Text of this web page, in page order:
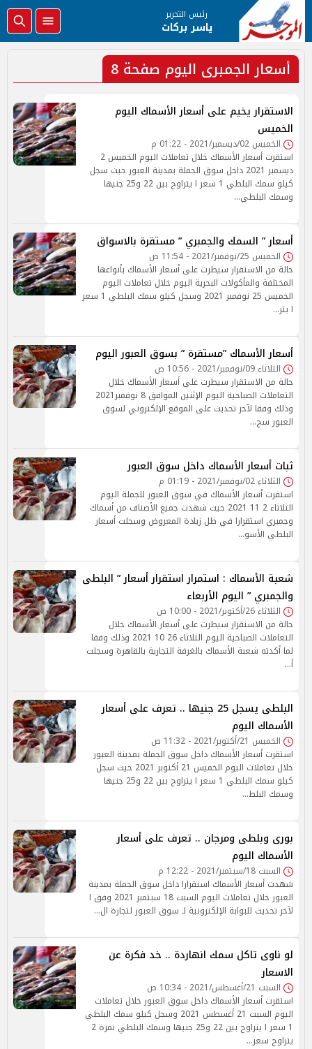
رئيس التحرير
ياسر بركات
أسعار الجمبرى اليوم صفحة 8
الاستقرار يخيم على أسعار الأسماك اليوم
الخميس
الخميس 02/ديسمبر/2021 - 01:22 م
استقرت أسعار الأسماك خلال تعاملات اليوم الخميس 2
ديسمبر 2021 داخل سوق الجملة بمدينة العبور حيث سجل
كيلو سمك البلطي 1 سعر ا يتراوح بين 22 و25 جنيها
وسمك البلطي…
أسعار ” السمك والجمبري ” مستقرة بالاسواق
الخميس 25/نوفمبر/2021 - 11:54 ص
حالة من الاستقرار سيطرت على أسعار الأسماك بأنواعها
المختلفة والمأكولات البحرية اليوم خلال تعاملات اليوم
الخميس 25 نوفمبر 2021 وسجل كيلو سمك البلطي 1 سعر
ا يتر…
أسعار الأسماك ”مستقرة ” بسوق العبور اليوم
الثلاثاء 09/نوفمبر/2021 - 10:56 ص
حالة من الاستقرار سيطرت على أسعار الأسماك خلال
التعاملات الصباحية اليوم الإثنين الموافق 8 نوفمبر2021
وذلك وفقا لآخر تحديث على الموقع الإلكتروني لسوق
العبور سج…
ثبات أسعار الأسماك داخل سوق العبور
الثلاثاء 02/نوفمبر/2021 - 01:19 م
استقرت أسعار الأسماك في سوق العبور للجملة اليوم
الثلاثاء 2 11 2021 حيث شهدت جميع الأصناف من أسماك
وجمبري استقرارا في ظل زيادة المعروض وسجلت أسعار
البلطي الأسو…
شعبة الأسماك : استمرار استقرار أسعار ” البلطى
والجمبري ” اليوم الأربعاء
الثلاثاء 26/أكتوبر/2021 - 10:00 ص
حالة من الاستقرار سيطرت على أسعار الأسماك خلال
التعاملات الصباحية اليوم الثلاثاء 26 10 2021 وذلك وفقا
لما أكدته شعبة الأسماك بالغرفة التجارية بالقاهرة وسجلت
أ…
البلطى يسجل 25 جنيها .. تعرف على أسعار
الأسماك اليوم
الخميس 21/أكتوبر/2021 - 11:32 ص
استقرت أسعار الأسماك داخل سوق الجملة بمدينة العبور
خلال تعاملات اليوم الخميس 21 أكتوبر 2021 حيث سجل
كيلو سمك البلطي 1 سعر ا يتراوح بين 22 و25 جنيها
وسمك البلط…
بورى وبلطى ومرجان .. تعرف على أسعار
الأسماك اليوم
السبت 18/سبتمبر/2021 - 12:22 م
شهدت أسعار الأسماك استقرارا داخل سوق الجملة بمدينة
العبور خلال تعاملات اليوم السبت 18 سبتمبر 2021 وفق ا
لآخر تحديث للبوابة الإلكترونية لـ سوق العبور لتجارة ال…
لو ناوى تاكل سمك انهاردة .. خد فكرة عن
الاسعار
السبت 21/أغسطس/2021 - 10:34 ص
استقرت أسعار الأسماك داخل سوق العبور خلال تعاملات
اليوم السبت 21 أغسطس 2021 وسجل كيلو سمك البلطي
1 سعر ا يتراوح بين 22 و25 جنيها وسمك البلطي نمرة 2
يتراوح سعر…